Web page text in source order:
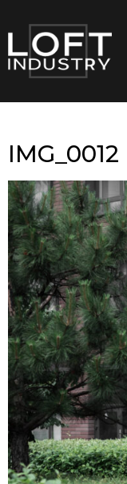
IMG_0012